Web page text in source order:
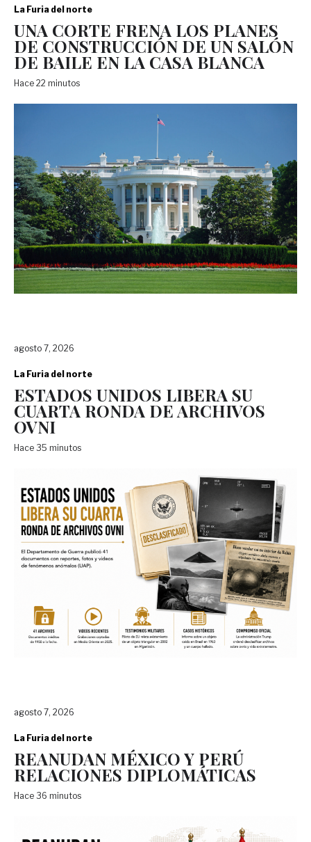
La Furia del norte
UNA CORTE FRENA LOS PLANES
DE CONSTRUCCIÓN DE UN SALÓN
DE BAILE EN LA CASA BLANCA
Hace 22 minutos
agosto 7, 2026
La Furia del norte
ESTADOS UNIDOS LIBERA SU
CUARTA RONDA DE ARCHIVOS
OVNI
Hace 35 minutos
agosto 7, 2026
La Furia del norte
REANUDAN MÉXICO Y PERÚ
RELACIONES DIPLOMÁTICAS
Hace 36 minutos